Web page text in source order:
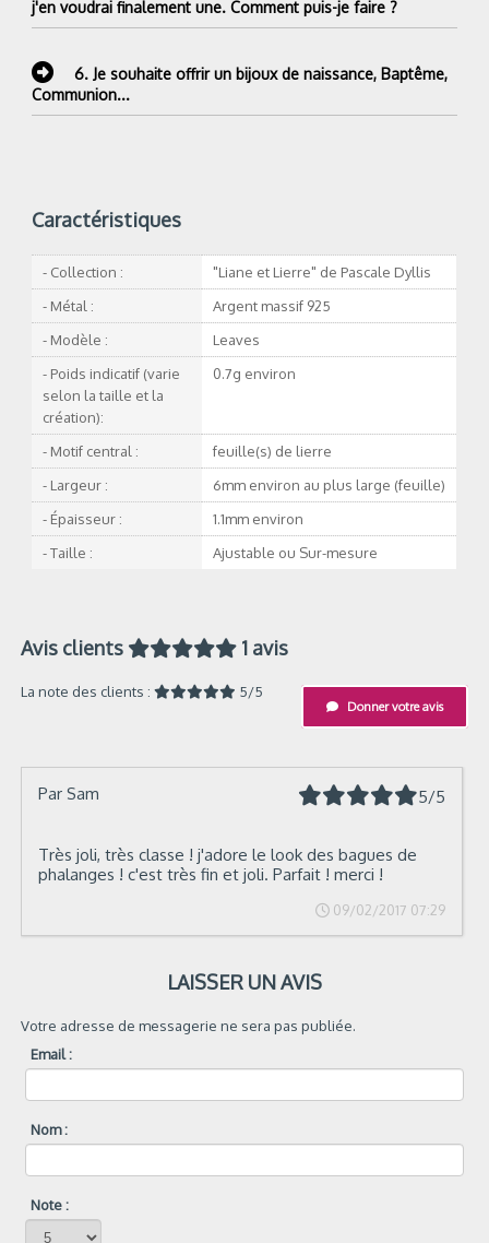
j'en voudrai finalement une. Comment puis-je faire ?
6. Je souhaite offrir un bijoux de naissance, Baptême,
Communion...
Caractéristiques
- Collection :
"Liane et Lierre" de Pascale Dyllis
- Métal :
Argent massif 925
- Modèle :
Leaves
- Poids indicatif (varie
selon la taille et la
création):
0.7g environ
- Motif central :
feuille(s) de lierre
- Largeur :
6mm environ au plus large (feuille)
- Épaisseur :
1.1mm environ
- Taille :
Ajustable ou Sur-mesure
Avis clients 1 avis
La note des clients : 5/5
Donner votre avis
5/5
ParSam
Très joli, très classe ! j'adore le look des bagues de
phalanges ! c'est très fin et joli. Parfait ! merci !
09/02/2017 07:29
LAISSER UN AVIS
Votre adresse de messagerie ne sera pas publiée.
Email :
Nom :
Note :